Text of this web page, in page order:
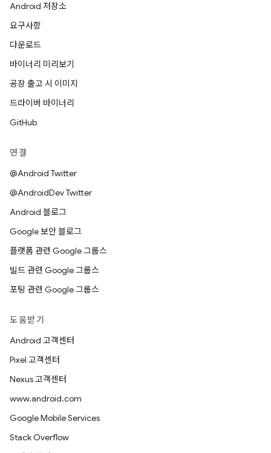
Android 저장소
요구사항
다운로드
바이너리 미리보기
공장 출고 시 이미지
드라이버 바이너리
GitHub
연결
@Android Twitter
@AndroidDev Twitter
Android 블로그
Google 보안 블로그
플랫폼 관련 Google 그룹스
빌드 관련 Google 그룹스
포팅 관련 Google 그룹스
도움받기
Android 고객센터
Pixel 고객센터
Nexus 고객센터
www.android.com
Google Mobile Services
Stack Overflow